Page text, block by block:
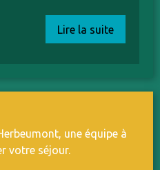
Lire la suite
une équipe à
votre séjour.